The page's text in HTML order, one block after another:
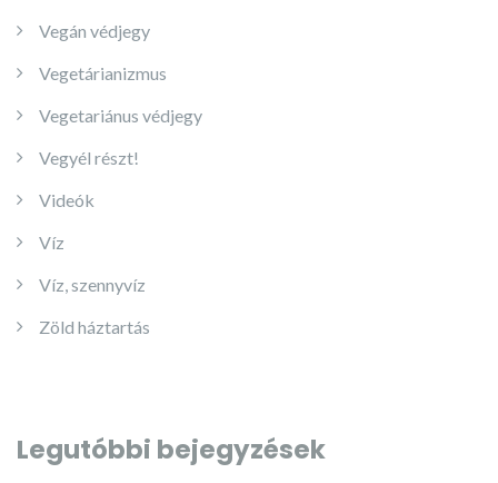
Vegán védjegy
Vegetárianizmus
Vegetariánus védjegy
Vegyél részt!
Videók
Víz
Víz, szennyvíz
Zöld háztartás
Legutóbbi bejegyzések